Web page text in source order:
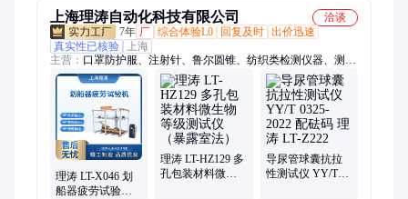
上海理涛自动化科技有限公司
洽谈
7年 厂 综合体验L0 回复及时 出价迅速
真实性已核验
上海
主营： 口罩防护服、注射针、鲁尔圆锥、纺织类检测仪器、测定
仪、传感器、对色箱、硬度计、测试仪、试验箱、百格刮擦、疲
劳强度测试仪、织物燃烧、缝合针、试验仪、刮擦仪
理涛 LT-X046 划
船器疲劳试验机
理涛 LT-HZ129 多
孔包装材料微生
导尿管球囊抗拉
性测试仪 YY/T